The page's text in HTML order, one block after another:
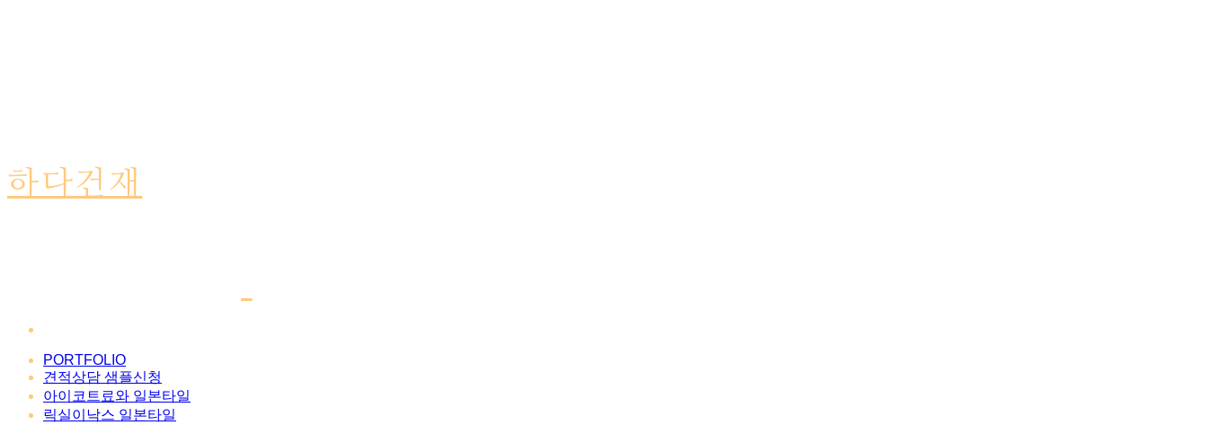
하다건재
PORTFOLIO
견적상담 샘플신청
아이코트료와 일본타일
릭실이낙스 일본타일